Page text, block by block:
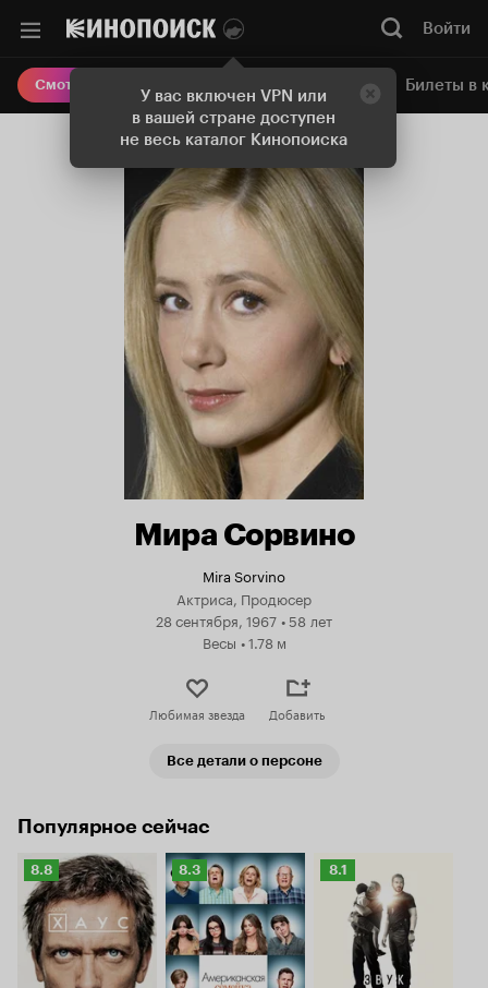
У вас включен VPN или
в вашей стране доступен
не весь каталог Кинопоиска
Войти
Смотреть кино Онлайн-кинотеатр Билеты в
Мира Сорвино
Mira Sorvino
Актриса, Продюсер
28 сентября, 1967 •58 лет
Весы •1.78 м
Любимая звезда Добавить
Все детали о персоне
Популярное сейчас
Рейтинг
Кинопоиска
8.8
8.8
Рейтинг
Кинопоиска
8.3
8.3
Рейтинг
Кинопоиска
8.1